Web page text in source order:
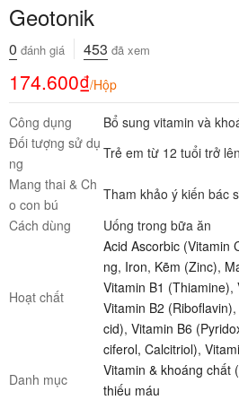
Geotonik
0 đánh giá 453 đã xem
174.600₫/Hộp
Công dụng
Bổ sung vitamin và
Đối tượng sử dụ
ng
Trẻ em từ 12 tuổi trở lên
Mang thai & Ch
o con bú
Tham khảo ý kiến bác
Cách dùng
Uống trong bữa ăn
Hoạt chất
Acid Ascorbic (Vitamin
ng, Iron, Kẽm (Zinc),
Vitamin B1 (Thiamine),
Vitamin B2 (Riboflavin),
cid), Vitamin B6
ciferol, Calcitriol),
Danh mục
Vitamin & khoáng chất
thiếu máu